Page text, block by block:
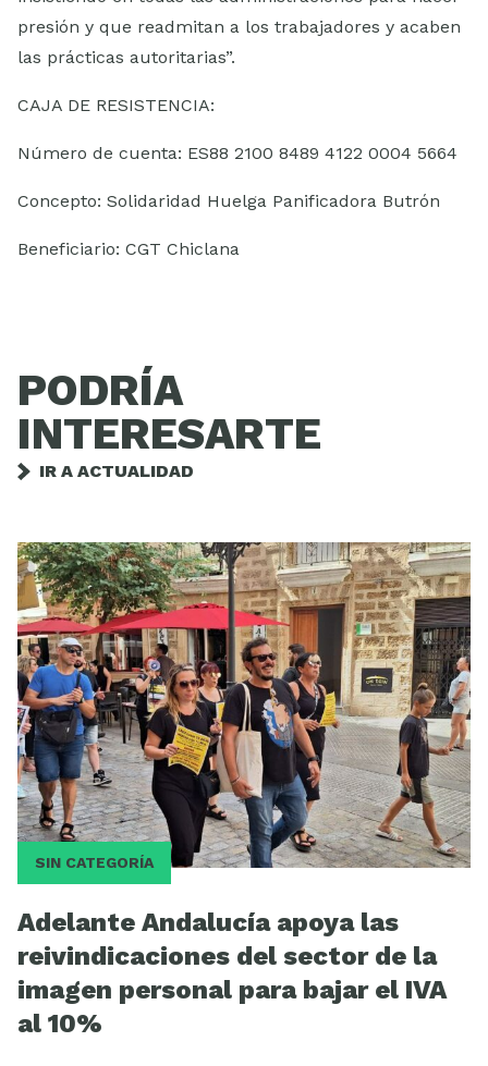
presión y que readmitan a los trabajadores y acaben
las prácticas autoritarias”.
CAJA DE RESISTENCIA:
Número de cuenta: ES88 2100 8489 4122 0004 5664
Concepto: Solidaridad Huelga Panificadora Butrón
Beneficiario: CGT Chiclana
PODRÍA
INTERESARTE
IR A ACTUALIDAD
SIN CATEGORÍA
Adelante Andalucía apoya las
reivindicaciones del sector de la
imagen personal para bajar el IVA
al 10%